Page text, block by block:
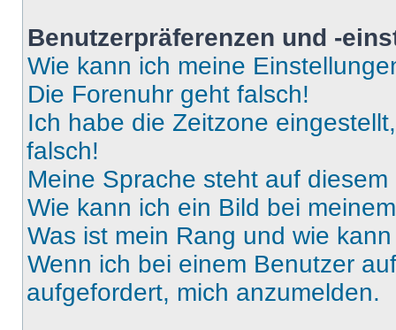
Benutzerpräferenzen und -
Wie kann ich meine
Die Forenuhr geht falsch!
Ich habe die Zeitzone
falsch!
Meine Sprache steht auf
Wie kann ich ein Bild bei
Was ist mein Rang und wie
Wenn ich bei einem Benutzer
aufgefordert, mich anzumelden.